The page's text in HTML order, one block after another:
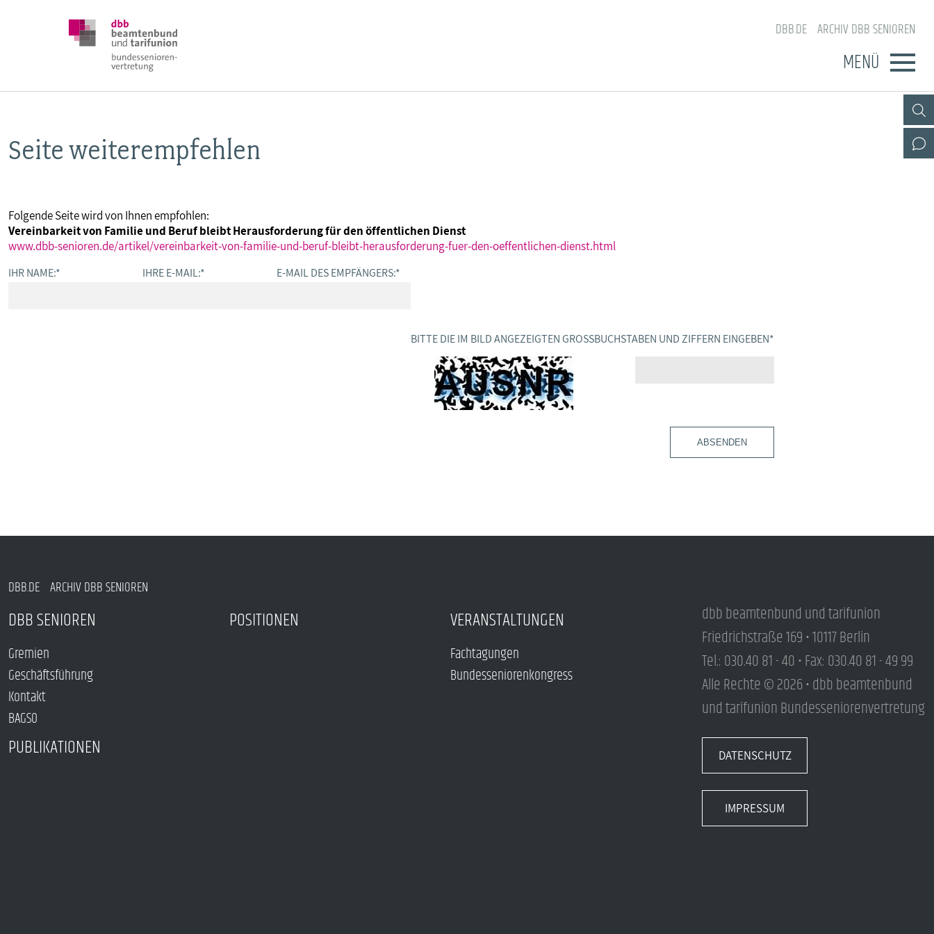
DBB.DE ARCHIV DBB SENIOREN
MENÜ
DBB SENIOREN
Geschäftsführung
VERANSTALTUNGEN
Bundesseniorenkongress
Seite weiterempfehlen
Folgende Seite wird von Ihnen empfohlen:
Vereinbarkeit von Familie und Beruf bleibt Herausforderung für den öffentlichen Dienst
www.dbb-senioren.de/artikel/vereinbarkeit-von-familie-und-beruf-bleibt-herausforderung-fuer-den-oeffentlichen-dienst.html
IHR NAME:* IHRE E-MAIL:* E-MAIL DES EMPFÄNGERS:*
BITTE DIE IM BILD ANGEZEIGTEN GROSSBUCHSTABEN UND ZIFFERN EINGEBEN *
ABSENDEN
DBB.DE ARCHIV DBB SENIOREN
DBB SENIOREN
Gremien
Geschäftsführung
Kontakt
BAGSO
POSITIONEN VERANSTALTUNGEN
Fachtagungen
Bundesseniorenkongress
PUBLIKATIONEN
dbb beamtenbund und tarifunion
Friedrichstraße 169 • 10117 Berlin
Tel.: 030.40 81 - 40 • Fax: 030.40 81 - 49 99
Alle Rechte © 2026 • dbb beamtenbund
und tarifunion Bundesseniorenvertretung
DATENSCHUTZ
IMPRESSUM